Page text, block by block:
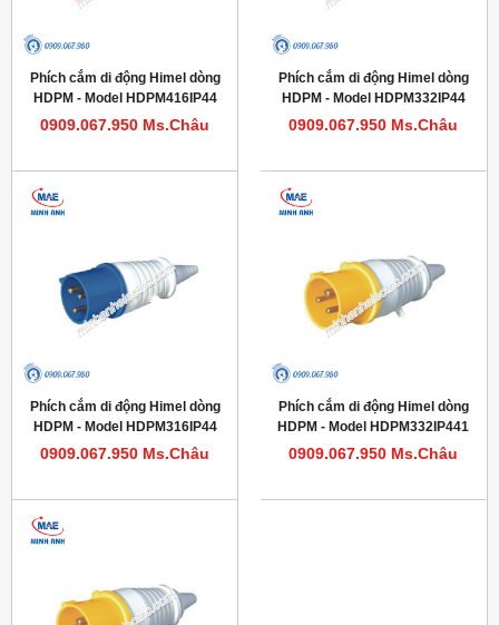
Phích cắm di động Himel dòng
HDPM - Model HDPM416IP44
0909.067.950 Ms.Châu
Phích cắm di động Himel dòng
HDPM - Model HDPM332IP44
0909.067.950 Ms.Châu
Phích cắm di động Himel dòng
HDPM - Model HDPM316IP44
0909.067.950 Ms.Châu
Phích cắm di động Himel dòng
HDPM - Model HDPM332IP441
0909.067.950 Ms.Châu